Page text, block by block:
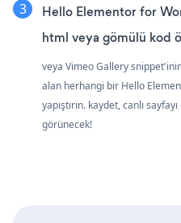
Hello Elementor for
html veya gömülü kod
veya Vimeo Gallery
alan herhangi bir Hello
yapıştırın. kaydet, canlı
görünecek!